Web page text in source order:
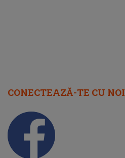
CONECTEAZĂ-TE CU NOI